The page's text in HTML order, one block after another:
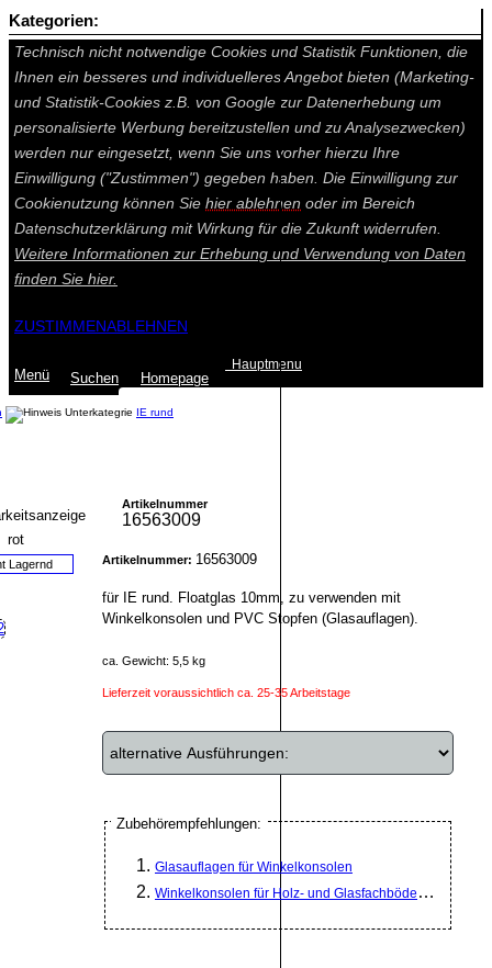
Auf dieser Seite werden technisch notwendige Cookies gesetzt.
Technisch nicht notwendige Cookies und Statistik Funktionen, die
Ihnen ein besseres und individuelleres Angebot bieten (Marketing-
und Statistik-Cookies z.B. von Google zur Datenerhebung um
personalisierte Werbung bereitzustellen und zu Analysezwecken)
werden nur eingesetzt, wenn Sie uns vorher hierzu Ihre
Einwilligung ("Zustimmen") gegeben haben. Die Einwilligung zur
Cookienutzung können Sie hier ablehnen oder im Bereich
Datenschutzerklärung mit Wirkung für die Zukunft widerrufen.
Weitere Informationen zur Erhebung und Verwendung von Daten
finden Sie hier.
ZUSTIMMENABLEHNEN
Menü Suchen Homepage
Hauptmenu
IE rund
Lagernd
Artikelnummer
16563009
Artikelnummer: 16563009
für IE rund. Floatglas 10mm, zu verwenden mit
Winkelkonsolen und PVC Stopfen (Glasauflagen).
ca. Gewicht: 5,5 kg
Lieferzeit voraussichtlich ca. 25-35 Arbeitstage
Zubehörempfehlungen:
Glasauflagen für Winkelkonsolen
Winkelkonsolen für Holz- und Glasfachböden T 370
Kategorien: